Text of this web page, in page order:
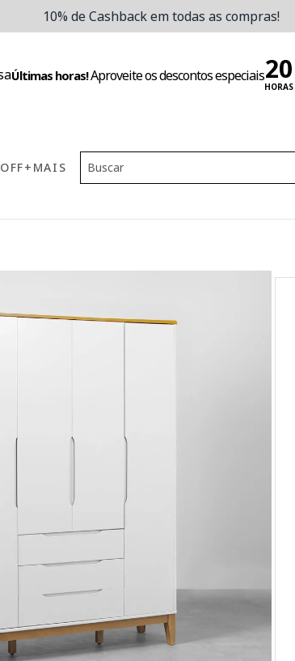
10% de Cashback em todas as compras!
Últimas horas!Aproveite os descontos especiais
HORAS
OFF+MAIS